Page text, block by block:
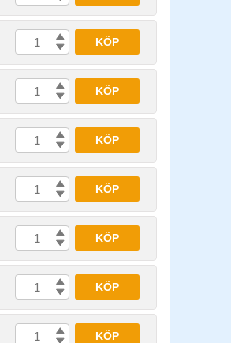
KÖP
KÖP
KÖP
KÖP
KÖP
KÖP
KÖP